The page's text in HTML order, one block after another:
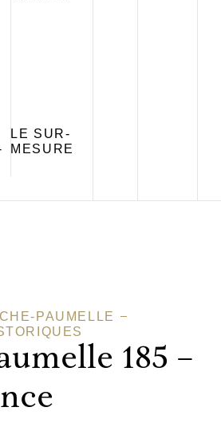
LE SUR-
MESURE
PAUMELLE
185 –